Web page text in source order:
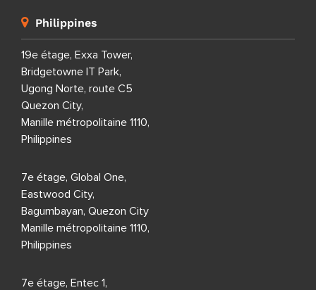
Philippines
19e étage, Exxa Tower,
Bridgetowne IT Park,
Ugong Norte, route C5
Quezon City,
Manille métropolitaine 1110,
Philippines
7e étage, Global One,
Eastwood City,
Bagumbayan, Quezon City
Manille métropolitaine 1110,
Philippines
7e étage, Entec 1,